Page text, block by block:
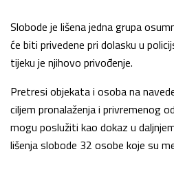
Slobode je lišena jedna grupa
će biti privedene pri dolasku u
tijeku je njihovo privođenje.
Pretresi objekata i osoba na
ciljem pronalaženja i privremenog
mogu poslužiti kao dokaz u
lišenja slobode 32 osobe koje su